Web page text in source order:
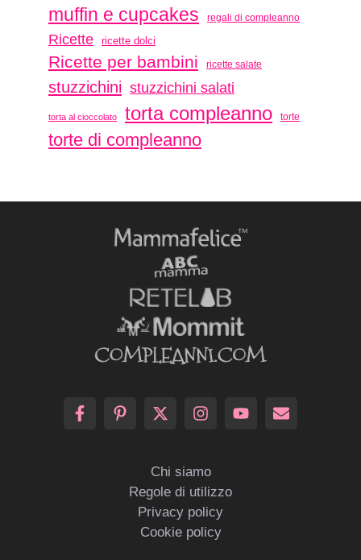
muffin e cupcakes regali di compleanno
Ricette ricette dolci
Ricette per bambini ricette salate
stuzzichini stuzzichini salati
torta al cioccolato torta compleanno torte
torte di compleanno
Chi siamo
Regole di utilizzo
Privacy policy
Cookie policy